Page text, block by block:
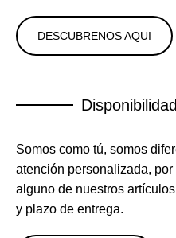
DESCUBRENOS AQUI
Somos como tú, somos
atención personalizada,
alguno de nuestros
y plazo de entrega.